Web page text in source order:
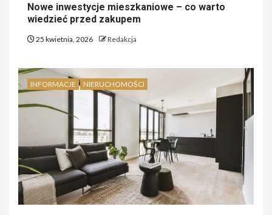
Nowe inwestycje mieszkaniowe – co warto
wiedzieć przed zakupem
25 kwietnia, 2026 Redakcja
INFORMACJE NIERUCHOMOŚCI